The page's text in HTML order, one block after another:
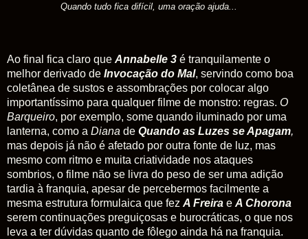
Quando tudo fica difícil, uma oração ajuda...
Ao final fica claro que Annabelle 3 é tranquilamente o
melhor derivado de Invocação do Mal, servindo como boa
coletânea de sustos e assombrações por colocar algo
importantíssimo para qualquer filme de monstro: regras. O
Barqueiro, por exemplo, some quando iluminado por uma
lanterna, como a Diana de Quando as Luzes se Apagam,
mas depois já não é afetado por outra fonte de luz, mas
mesmo com ritmo e muita criatividade nos ataques
sombrios, o filme não se livra do peso de ser uma adição
tardia à franquia, apesar de percebermos facilmente a
mesma estrutura formulaica que fez A Freira e A Chorona
serem continuações preguiçosas e burocráticas, o que nos
leva a ter dúvidas quanto de fôlego ainda há na franquia.